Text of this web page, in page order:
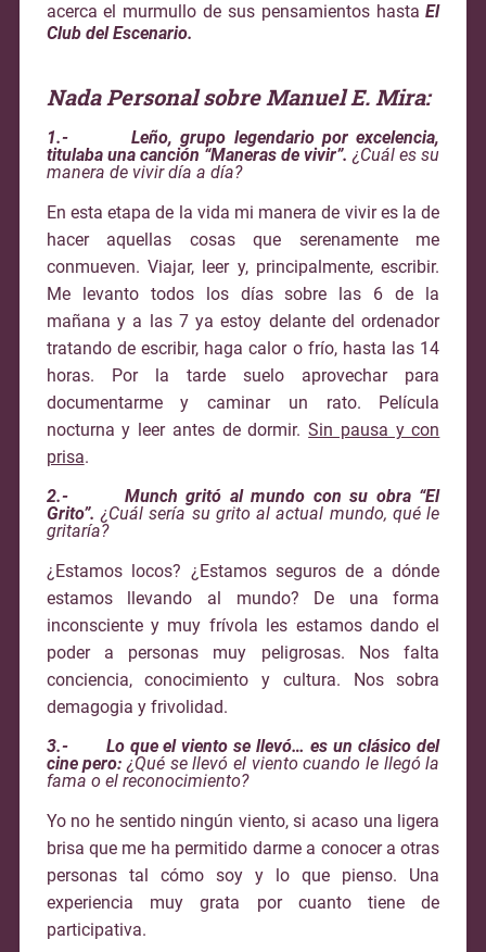
acerca el murmullo de sus pensamientos hasta El
Club del Escenario.
Nada Personal sobre Manuel E. Mira:
1.- Leño, grupo legendario por excelencia,
titulaba una canción “Maneras de vivir”. ¿Cuál es su
manera de vivir día a día?
En esta etapa de la vida mi manera de vivir es la de
hacer aquellas cosas que serenamente me
conmueven. Viajar, leer y, principalmente, escribir.
Me levanto todos los días sobre las 6 de la
mañana y a las 7 ya estoy delante del ordenador
tratando de escribir, haga calor o frío, hasta las 14
horas. Por la tarde suelo aprovechar para
documentarme y caminar un rato. Película
nocturna y leer antes de dormir.Sin pausa y con
prisa.
2.- Munch gritó al mundo con su obra “El
Grito”.¿Cuál sería su grito al actual mundo, qué le
gritaría?
¿Estamos locos? ¿Estamos seguros de a dónde
estamos llevando al mundo? De una forma
inconsciente y muy frívola les estamos dando el
poder a personas muy peligrosas. Nos falta
conciencia, conocimiento y cultura. Nos sobra
demagogia y frivolidad.
3.- Lo que el viento se llevó… es un clásico del
cine pero: ¿Qué se llevó el viento cuando le llegó la
fama o el reconocimiento?
Yo no he sentido ningún viento, si acaso una ligera
brisa que me ha permitido darme a conocer a otras
personas tal cómo soy y lo que pienso. Una
experiencia muy grata por cuanto tiene de
participativa.